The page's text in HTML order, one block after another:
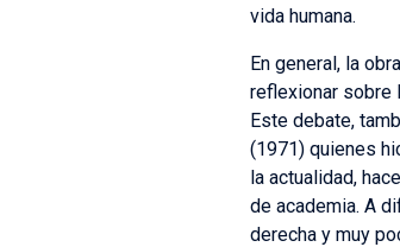
vida humana.
En general, la
reflexionar sobre
Este debate,
(1971) quienes
la actualidad,
de academia. A
derecha y muy